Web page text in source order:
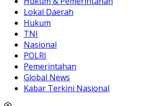
Lokal Daerah
Hukum
TNI
Nasional
POLRI
Pemerintahan
Global News
Kabar Terkini Nasional